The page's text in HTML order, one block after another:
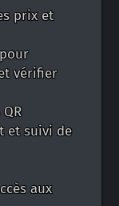
prix et
vérifier
et suivi de
aux